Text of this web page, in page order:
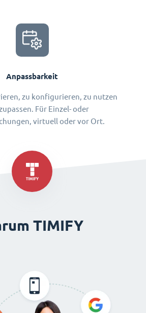
Anpassbarkeit
zu konfigurieren, zu nutzen
Für Einzel- oder
virtuell oder vor Ort.
TIMIFY